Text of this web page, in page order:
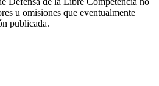
u omisiones que eventualmente
publicada.